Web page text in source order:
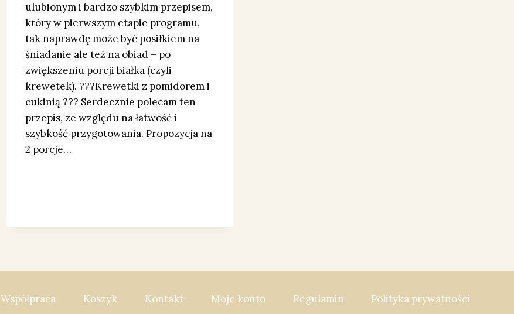
ulubionym i bardzo szybkim przepisem,
który w pierwszym etapie programu,
tak naprawdę może być posiłkiem na
śniadanie ale też na obiad – po
zwiększeniu porcji białka (czyli
krewetek). ???Krewetki z pomidorem i
cukinią ??? Serdecznie polecam ten
przepis, ze względu na łatwość i
szybkość przygotowania. Propozycja na
2 porcje…
Współpraca Koszyk Kontakt Moje konto Regulamin Polityka prywatności